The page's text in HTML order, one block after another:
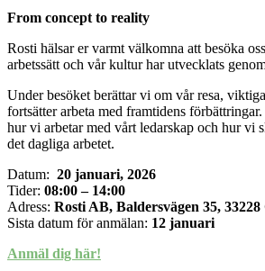
From concept to reality
Rosti hälsar er varmt välkomna att besöka
arbetssätt och vår kultur har utvecklats
Under besöket berättar vi om vår resa,
fortsätter arbeta med framtidens
hur vi arbetar med vårt ledarskap och hur vi
det dagliga arbetet.
Datum: 20 januari, 2026
Tider: 08:00 – 14:00
Adress: Rosti AB, Baldersvägen 35, 33228
Sista datum för anmälan: 12 januari
Anmäl dig här!